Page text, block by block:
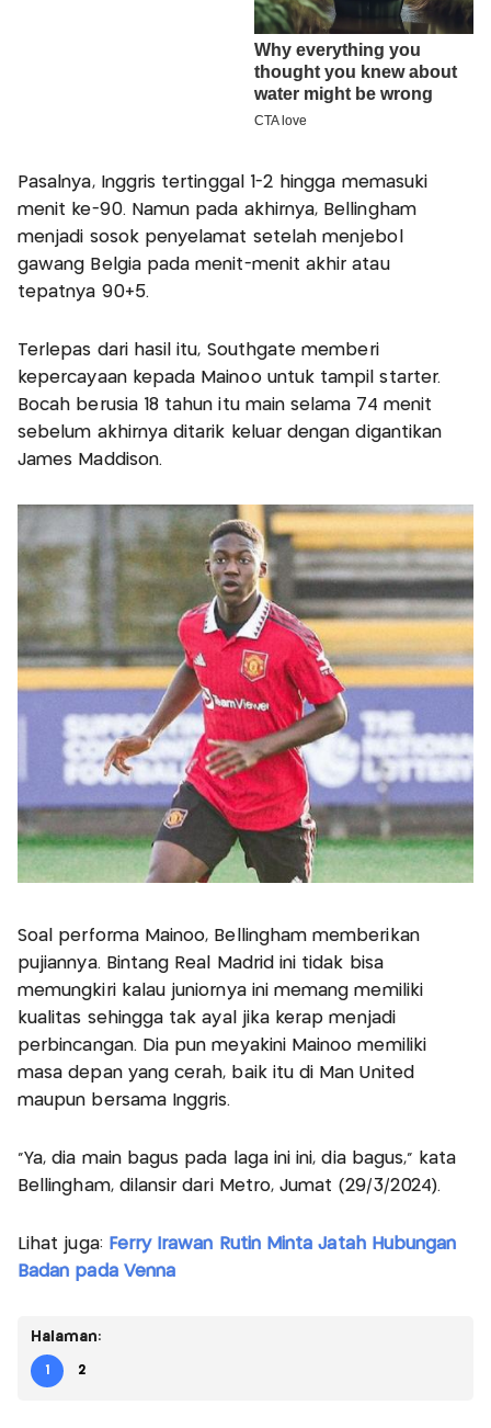
Pasalnya, Inggris tertinggal 1-2 hingga memasuki
menit ke-90. Namun pada akhirnya, Bellingham
menjadi sosok penyelamat setelah menjebol
gawang Belgia pada menit-menit akhir atau
tepatnya 90+5.
Terlepas dari hasil itu, Southgate memberi
kepercayaan kepada Mainoo untuk tampil starter.
Bocah berusia 18 tahun itu main selama 74 menit
sebelum akhirnya ditarik keluar dengan digantikan
James Maddison.
Soal performa Mainoo, Bellingham memberikan
pujiannya. Bintang Real Madrid ini tidak bisa
memungkiri kalau juniornya ini memang memiliki
kualitas sehingga tak ayal jika kerap menjadi
perbincangan. Dia pun meyakini Mainoo memiliki
masa depan yang cerah, baik itu di Man United
maupun bersama Inggris.
“Ya, dia main bagus pada laga ini ini, dia bagus,” kata
Bellingham, dilansir dari Metro, Jumat (29/3/2024).
Lihat juga: Ferry Irawan Rutin Minta Jatah Hubungan
Badan pada Venna
Halaman:
1 2